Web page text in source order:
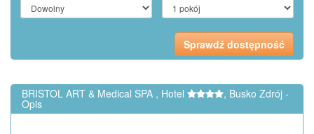
BRISTOL ART & Medical SPA , Hotel , Busko Zdrój -
Opis